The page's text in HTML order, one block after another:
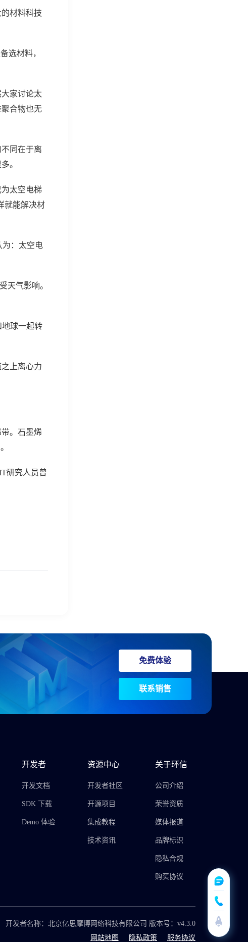
材料科技
选材料，
家讨论太
合物也无
同在于离
。
太空电梯
就能解决材
为：太空电
天气影响。
地球一起转
上离心力
。石墨烯
研究人员曾
免费体验
联系销售
开发者
开发文档
SDK 下载
Demo 体验
资源中心
开发者社区
开源项目
集成教程
技术资讯
关于环信
公司介绍
荣誉资质
媒体报道
品牌标识
隐私合规
购买协议
开发者名称：北京亿思摩博网络科技有限公司 版本号：v4.3.0
网站地图
隐私政策 服务协议